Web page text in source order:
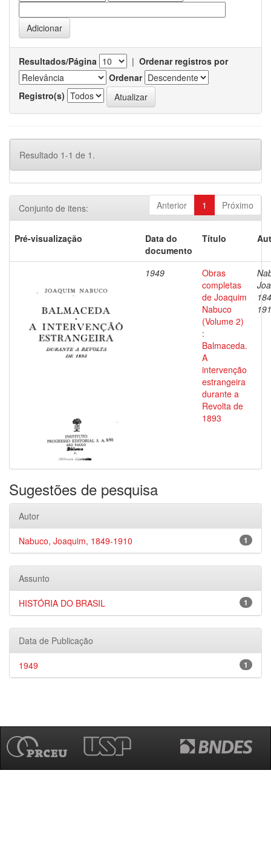
Resultados/Página | Ordenar registros por
Ordenar
Registro(s)
Resultado 1-1 de 1.
Anterior 1 Próximo
Conjunto de itens:
Pré-visualização
Data do
documento
Título
1949
Obras
completas
de Joaquim
Nabuco
(Volume 2)
:
Balmaceda.
A
intervenção
estrangeira
durante a
Revolta de
1893
Sugestões de pesquisa
Autor
1
Nabuco, Joaquim, 1849-1910
Assunto
1
HISTÓRIA DO BRASIL
Data de Publicação
1
1949